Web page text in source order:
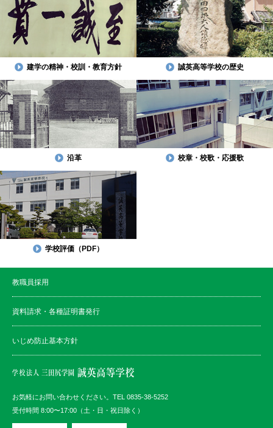
建学の精神・校訓・教育方針 誠英高等学校の歴史
沿革 校章・校歌・応援歌
学校評価（PDF）
教職員採用
資料請求・各種証明書発行
いじめ防止基本方針
お気軽にお問い合わせください。TEL 0835-38-5252
受付時間 8:00〜17:00（土・日・祝日除く）